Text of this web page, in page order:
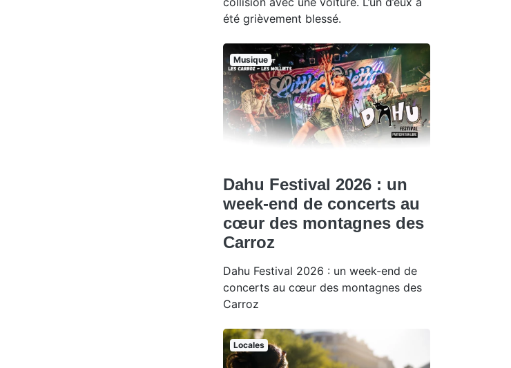
été grièvement blessé.
Musique
Dahu Festival 2026 : un
week-end de concerts au
cœur des montagnes des
Carroz
Dahu Festival 2026 : un week-end de
concerts au cœur des montagnes des
Carroz
Locales